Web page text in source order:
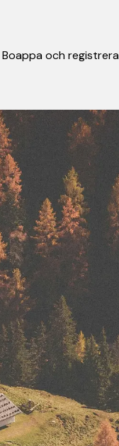
och registrera